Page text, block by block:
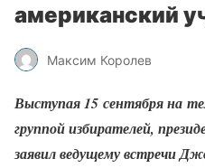
американский
Максим Королев
Выступая 15 сентября на
группой избирателей,
заявил ведущему встречи